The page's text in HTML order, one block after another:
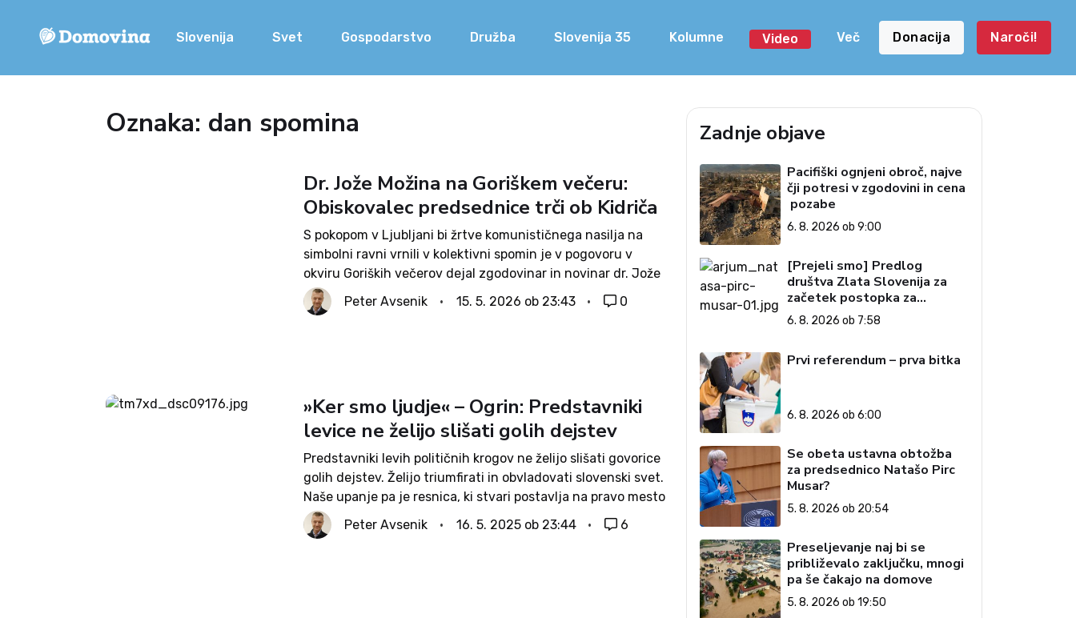
Slovenija Svet Gospodarstvo Družba Slovenija 35 Kolumne Video Več Donacija Naroči!
Oznaka: dan spomina
Dr. Jože Možina na Goriškem večeru:
Obiskovalec predsednice trči ob Kidriča
S pokopom v Ljubljani bi žrtve komunističnega nasilja na
simbolni ravni vrnili v kolektivni spomin je v pogovoru v
okviru Goriških večerov dejal zgodovinar in novinar dr. Jože
Možina. »Zakon, ki se zdaj obeta, prinaša to rešitev,« je
spomnil v...
Peter Avsenik 15. 5. 2026 ob 23:43 0
»Ker smo ljudje« – Ogrin: Predstavniki
levice ne želijo slišati golih dejstev
Predstavniki levih političnih krogov ne želijo slišati govorice
golih dejstev. Želijo triumfirati in obvladovati slovenski svet.
Naše upanje pa je resnica, ki stvari postavlja na pravo mesto
in iz kaosa in razkola ustvarja mir in sozvočje, je na večerni
slovesnosti...
Peter Avsenik 16. 5. 2025 ob 23:44 6
Zadnje objave
Pacifiški ognjeni obroč, najve
čji potresi v zgodovini in cena
pozabe
6. 8. 2026 ob 9:00
[Prejeli smo] Predlog
društva Zlata Slovenija za
začetek postopka za
preučitev pogojev za ustavno
obtožbo predsednice
6. 8. 2026 ob 7:58
Prvi referendum – prva bitka
6. 8. 2026 ob 6:00
Se obeta ustavna obtožba
za predsednico Natašo Pirc
Musar?
5. 8. 2026 ob 20:54
Preseljevanje naj bi se
približevalo zaključku, mnogi
pa še čakajo na domove
5. 8. 2026 ob 19:50